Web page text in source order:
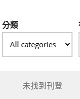
分類
未找到刊登